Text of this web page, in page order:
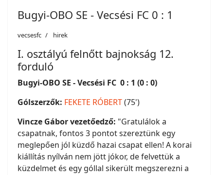
Bugyi-OBO SE - Vecsési FC 0 : 1
vecsesfc hirek
I. osztályú felnőtt bajnokság 12.
forduló
Bugyi-OBO SE - Vecsési FC 0 : 1 (0 : 0)
Gólszerzők: FEKETE RÓBERT(75')
Vincze Gábor vezetőedző: "Gratulálok a
csapatnak, fontos 3 pontot szereztünk egy
meglepően jól küzdő hazai csapat ellen! A korai
kiállítás nyílván nem jött jókor, de felvettük a
küzdelmet és egy góllal sikerült megszerezni a